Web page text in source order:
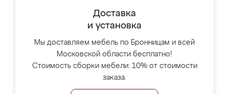
Доставка
и установка
Мы доставляем мебель по Бронницам и всей
Московской области бесплатно!
Стоимость сборки мебели: 10% от стоимости
заказа.